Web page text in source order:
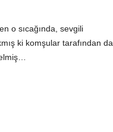
o sıcağında, sevgili
ki komşular tarafından da